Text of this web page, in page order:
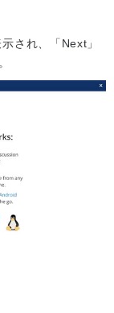
され、「Next」